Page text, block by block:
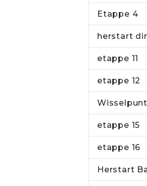
Etappe 4
herstart
etappe 11
etappe 12
Wisselpunt
etappe 15
etappe 16
Herstart